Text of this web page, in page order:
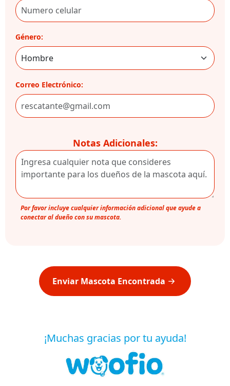
Género:
Correo Electrónico:
Notas Adicionales:
Por favor incluye cualquier información adicional que ayude a
conectar al dueño con su mascota.
Enviar Mascota Encontrada
¡Muchas gracias por tu ayuda!